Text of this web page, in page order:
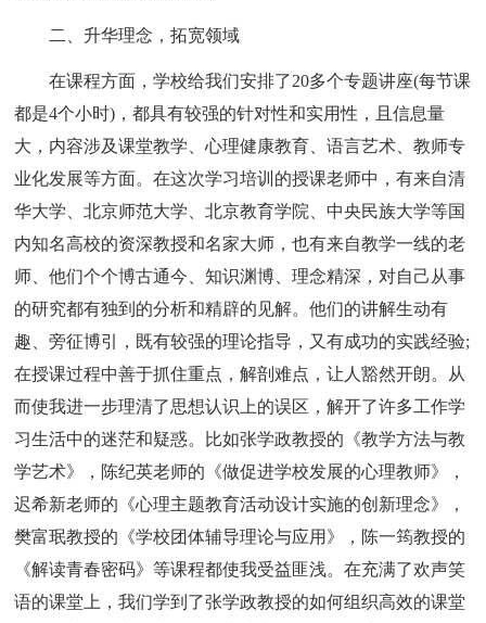
二、升华理念，拓宽领域
在课程方面，学校给我们安排了20多个专题讲座(每节课
都是4个小时)，都具有较强的针对性和实用性，且信息量
大，内容涉及课堂教学、心理健康教育、语言艺术、教师专
业化发展等方面。在这次学习培训的授课老师中，有来自清
华大学、北京师范大学、北京教育学院、中央民族大学等国
内知名高校的资深教授和名家大师，也有来自教学一线的老
师、他们个个博古通今、知识渊博、理念精深，对自己从事
的研究都有独到的分析和精辟的见解。他们的讲解生动有
趣、旁征博引，既有较强的理论指导，又有成功的实践经验;
在授课过程中善于抓住重点，解剖难点，让人豁然开朗。从
而使我进一步理清了思想认识上的误区，解开了许多工作学
习生活中的迷茫和疑惑。比如张学政教授的《教学方法与教
学艺术》，陈纪英老师的《做促进学校发展的心理教师》，
迟希新老师的《心理主题教育活动设计实施的创新理念》，
樊富珉教授的《学校团体辅导理论与应用》，陈一筠教授的
《解读青春密码》等课程都使我受益匪浅。在充满了欢声笑
语的课堂上，我们学到了张学政教授的如何组织高效的课堂